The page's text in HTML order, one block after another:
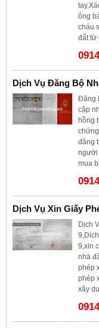
ông
cháu
đất từ
Dịch Vụ Đăng Bộ
Đăng
cập
hồng
đăng
người
mua
Dịch Vụ Xin Giấy
Dịch
9,xin
nhà
phép
phép
xây